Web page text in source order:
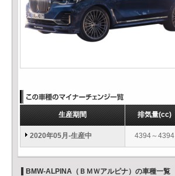
生産期間 排気量(cc)
2020年05月-生産中 4394～4394
BMW-ALPINA（ＢＭＷアルピナ）の車種一覧